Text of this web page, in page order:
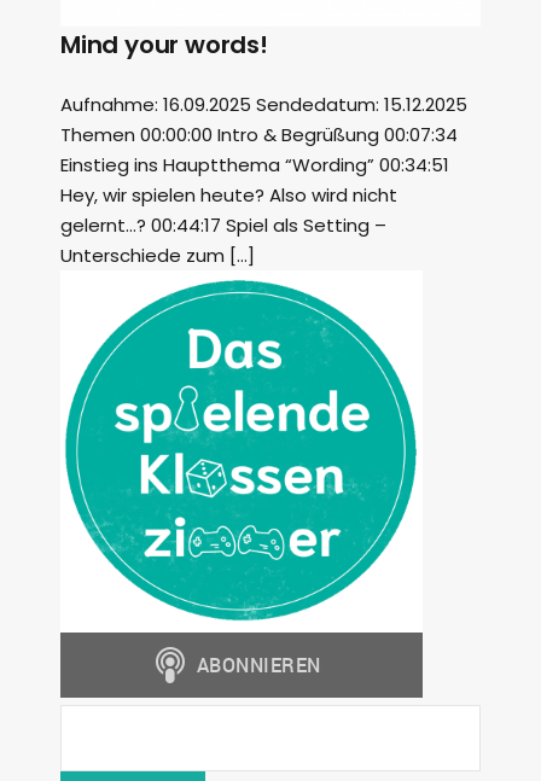
Mind your words!
Aufnahme: 16.09.2025 Sendedatum: 15.12.2025
Themen 00:00:00 Intro & Begrüßung 00:07:34
Einstieg ins Hauptthema “Wording” 00:34:51
Hey, wir spielen heute? Also wird nicht
gelernt…? 00:44:17 Spiel als Setting –
Unterschiede zum […]